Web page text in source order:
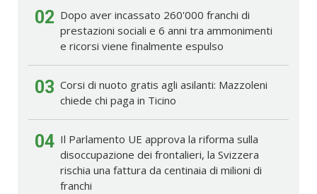
02 Dopo aver incassato 260'000 franchi di
prestazioni sociali e 6 anni tra ammonimenti
e ricorsi viene finalmente espulso
03 Corsi di nuoto gratis agli asilanti: Mazzoleni
chiede chi paga in Ticino
04 Il Parlamento UE approva la riforma sulla
disoccupazione dei frontalieri, la Svizzera
rischia una fattura da centinaia di milioni di
franchi